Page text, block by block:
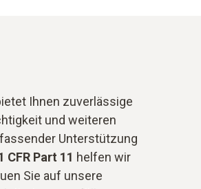
Ihnen zuverlässige
und weiteren
Unterstützung
CFR Part 11 helfen wir
Sie auf unsere